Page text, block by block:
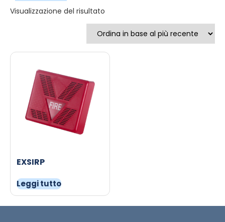
Visualizzazione del risultato
EXSIRP
Leggi tutto